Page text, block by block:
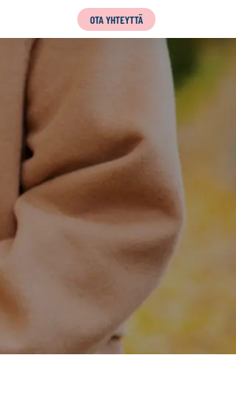
OTA YHTEYTTÄ